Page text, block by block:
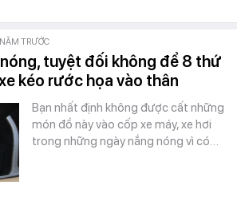
TRƯỚC
tuyệt đối không để 8 thứ
kéo rước họa vào thân
Bạn nhất định không được cất những
món đồ này vào cốp xe máy, xe hơi
trong những ngày nắng nóng vì có…